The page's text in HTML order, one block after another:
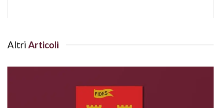
Altri Articoli